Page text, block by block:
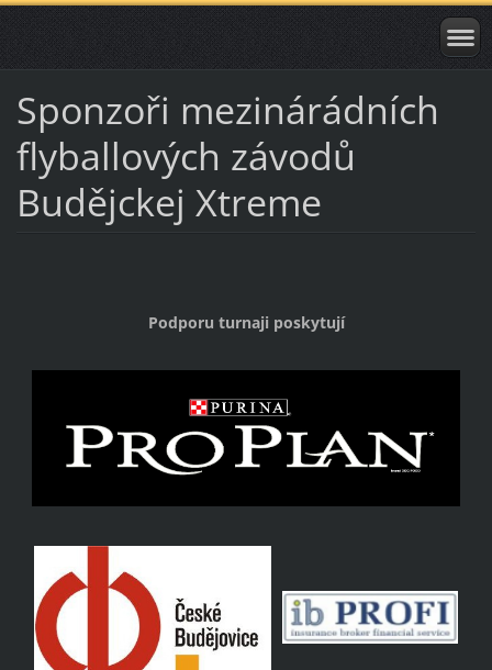
Sponzoři mezinárádních
flyballových závodů
Budějckej Xtreme
Podporu turnaji poskytují